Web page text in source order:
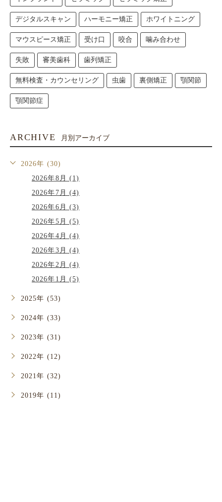
デジタルスキャン ハーモニー矯正 ホワイトニング
マウスピース矯正 受け口 咬合 噛み合わせ
失敗 審美歯科 歯列矯正
無料検査・カウンセリング 虫歯 裏側矯正 顎関節
顎関節症
ARCHIVE 月別アーカイブ
2026年 (30)
2026年8月 (1)
2026年7月 (4)
2026年6月 (3)
2026年5月 (5)
2026年4月 (4)
2026年3月 (4)
2026年2月 (4)
2026年1月 (5)
2025年 (53)
2024年 (33)
2023年 (31)
2022年 (12)
2021年 (32)
2019年 (11)